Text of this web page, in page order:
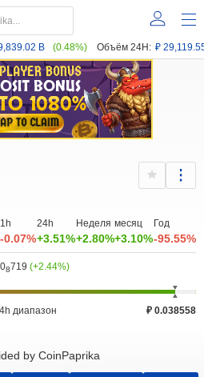
B (0.48%) Объём 24H: ₽
1h
-0.07%
24h
+3.51%
Неделя
+2.80%
месяц
+3.10%
Год
-95.55%
8719 (+2.44%)
диапазон ₽ 0.038558
by CoinPaprika